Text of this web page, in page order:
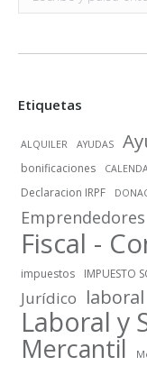
Etiquetas
ALQUILER AYUDAS
bonificaciones
Declaracion IRPF
Emprendedores
Fiscal -
impuestos
IMPUESTO
Jurídico laboral
Laboral y
Mercantil